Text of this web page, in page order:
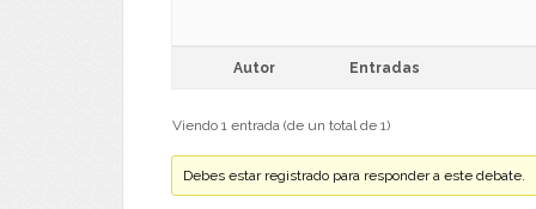
Autor Entradas
Viendo 1 entrada (de un total de 1)
Debes estar registrado para responder a este debate.